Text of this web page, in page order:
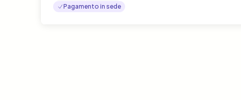
Pagamento in sede